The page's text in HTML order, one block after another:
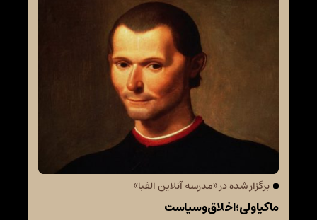
برگزار شده در «مدرسه آنلاین الفبا»
ماکیاولی؛ اخلاق و سیاست